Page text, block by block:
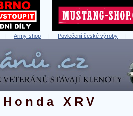
| Army shop | Povlečení české výroby |
Honda XRV